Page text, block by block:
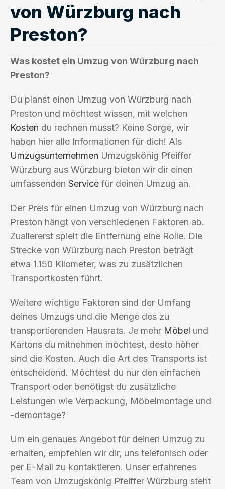
von Würzburg nach
Preston?
Was kostet ein Umzug von Würzburg nach
Preston?
Du planst einen Umzug von Würzburg nach
Preston und möchtest wissen, mit welchen
Kosten du rechnen musst? Keine Sorge, wir
haben hier alle Informationen für dich! Als
Umzugsunternehmen Umzugskönig Pfeiffer
Würzburg aus Würzburg bieten wir dir einen
umfassenden Service für deinen Umzug an.
Der Preis für einen Umzug von Würzburg nach
Preston hängt von verschiedenen Faktoren ab.
Zuallererst spielt die Entfernung eine Rolle. Die
Strecke von Würzburg nach Preston beträgt
etwa 1.150 Kilometer, was zu zusätzlichen
Transportkosten führt.
Weitere wichtige Faktoren sind der Umfang
deines Umzugs und die Menge des zu
transportierenden Hausrats. Je mehr Möbel und
Kartons du mitnehmen möchtest, desto höher
sind die Kosten. Auch die Art des Transports ist
entscheidend. Möchtest du nur den einfachen
Transport oder benötigst du zusätzliche
Leistungen wie Verpackung, Möbelmontage und
-demontage?
Um ein genaues Angebot für deinen Umzug zu
erhalten, empfehlen wir dir, uns telefonisch oder
per E-Mail zu kontaktieren. Unser erfahrenes
Team von Umzugskönig Pfeiffer Würzburg steht